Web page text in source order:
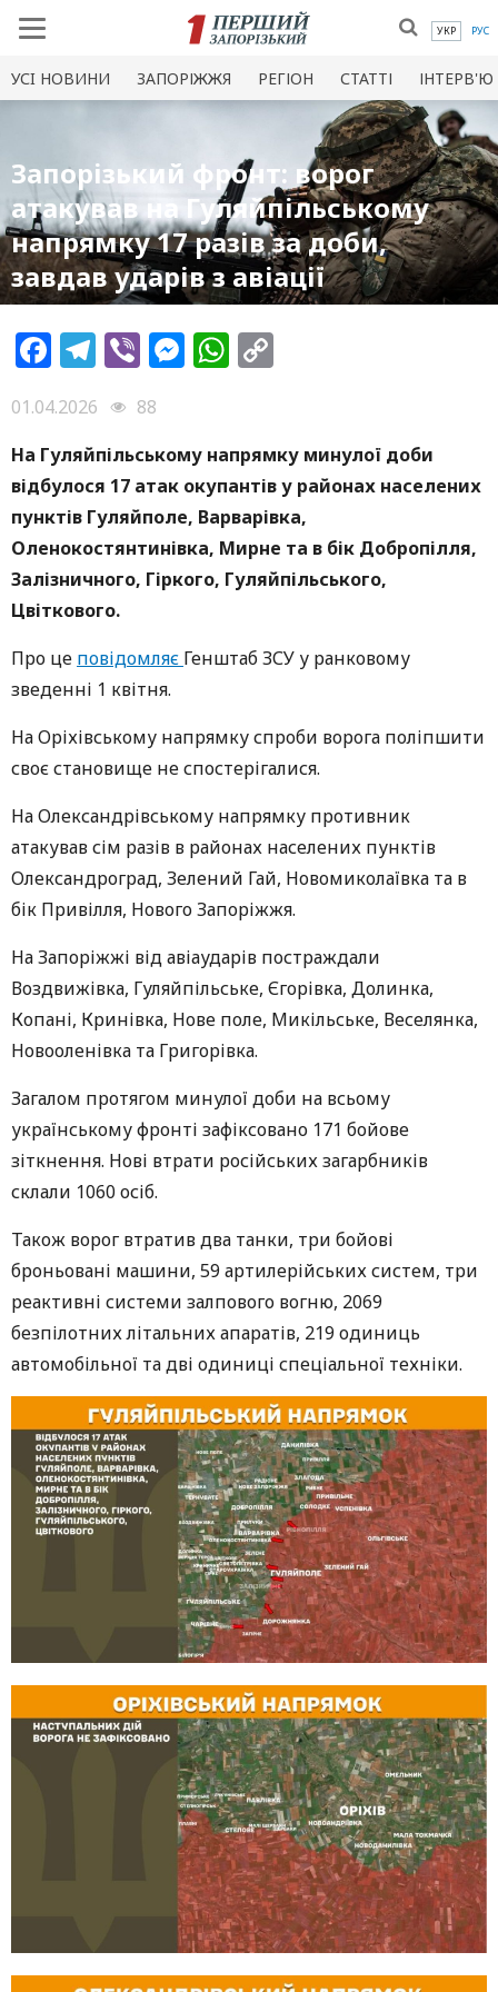
УКР РУС
УСI НОВИНИ ЗАПОРІЖЖЯ РЕГІОН СТАТТІ ІНТЕРВ'Ю
Запорізький фронт: ворог
атакував на Гуляйпільському
напрямку 17 разів за доби,
завдав ударів з авіації
Facebook
Telegram
ViberMessenger
WhatsApp
01.04.2026
88
На Гуляйпільському напрямку минулої доби
відбулося 17 атак окупантів у районах населених
пунктів Гуляйполе, Варварівка,
Оленокостянтинівка, Мирне та в бік Добропілля,
Залізничного, Гіркого, Гуляйпільського,
Цвіткового.
Про це повідомляє Генштаб ЗСУ у ранковому
зведенні 1 квітня.
На Оріхівському напрямку спроби ворога поліпшити
своє становище не спостерігалися.
На Олександрівському напрямку противник
атакував сім разів в районах населених пунктів
Олександроград, Зелений Гай, Новомиколаївка та в
бік Привілля, Нового Запоріжжя.
На Запоріжжі від авіаударів постраждали
Воздвижівка, Гуляйпільське, Єгорівка, Долинка,
Копані, Кринівка, Нове поле, Микільське, Веселянка,
Новооленівка та Григорівка.
Загалом протягом минулої доби на всьому
українському фронті зафіксовано 171 бойове
зіткнення. Нові втрати російських загарбників
склали 1060 осіб.
Також ворог втратив два танки, три бойові
броньовані машини, 59 артилерійських систем, три
реактивні системи залпового вогню, 2069
безпілотних літальних апаратів, 219 одиниць
автомобільної та дві одиниці спеціальної техніки.